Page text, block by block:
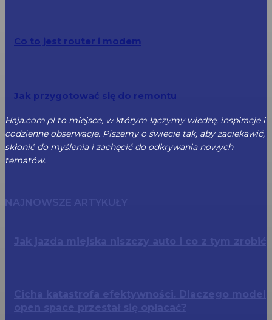
Co to jest router i modem
Jak przygotować się do remontu
Haja.com.pl to miejsce, w którym łączymy wiedzę, inspiracje i
codzienne obserwacje. Piszemy o świecie tak, aby zaciekawić,
skłonić do myślenia i zachęcić do odkrywania nowych
tematów.